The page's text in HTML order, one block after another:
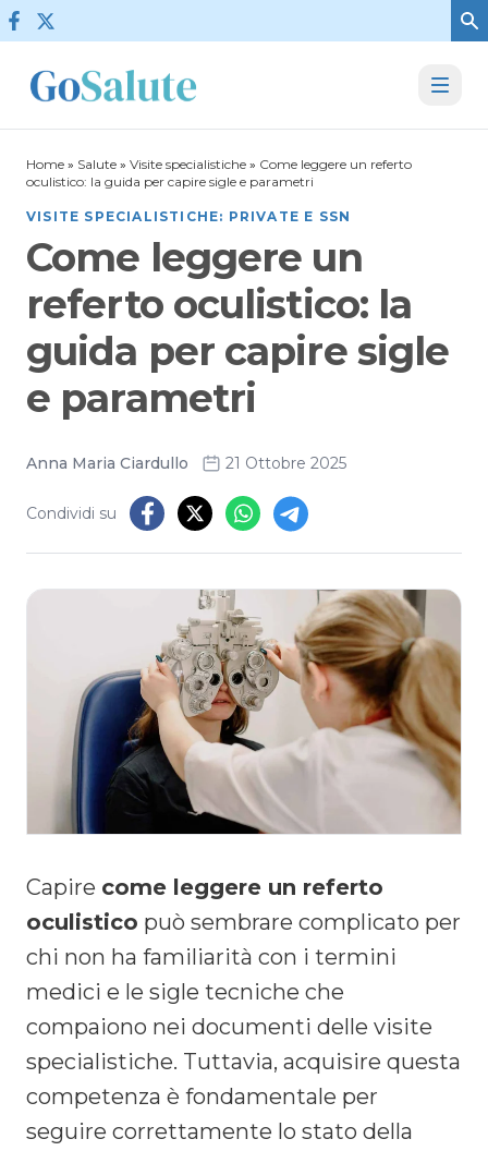
Vai al contenuto
Home » Salute » Visite specialistiche » Come leggere un referto
oculistico: la guida per capire sigle e parametri
VISITE SPECIALISTICHE: PRIVATE E SSN
Come leggere un
referto oculistico: la
guida per capire sigle
e parametri
Anna Maria Ciardullo 21 Ottobre 2025
Condividi su
Capire come leggere un referto
oculistico può sembrare complicato per
chi non ha familiarità con i termini
medici e le sigle tecniche che
compaiono nei documenti delle visite
specialistiche. Tuttavia, acquisire questa
competenza è fondamentale per
seguire correttamente lo stato della